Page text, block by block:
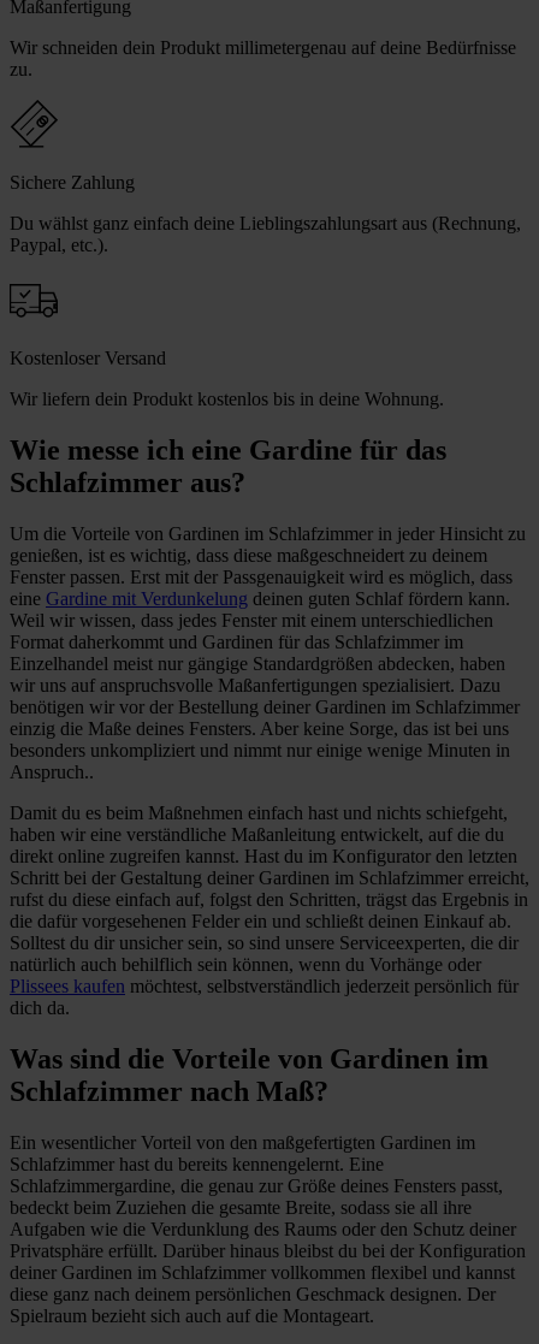
Maßanfertigung
Wir schneiden dein Produkt millimetergenau auf deine Bedürfnisse
zu.
Sichere Zahlung
Du wählst ganz einfach deine Lieblingszahlungsart aus (Rechnung,
Paypal, etc.).
Kostenloser Versand
Wir liefern dein Produkt kostenlos bis in deine Wohnung.
Wie messe ich eine Gardine für das
Schlafzimmer aus?
Um die Vorteile von Gardinen im Schlafzimmer in jeder Hinsicht zu
genießen, ist es wichtig, dass diese maßgeschneidert zu deinem
Fenster passen. Erst mit der Passgenauigkeit wird es möglich, dass
eine Gardine mit Verdunkelung deinen guten Schlaf fördern kann.
Weil wir wissen, dass jedes Fenster mit einem unterschiedlichen
Format daherkommt und Gardinen für das Schlafzimmer im
Einzelhandel meist nur gängige Standardgrößen abdecken, haben
wir uns auf anspruchsvolle Maßanfertigungen spezialisiert. Dazu
benötigen wir vor der Bestellung deiner Gardinen im Schlafzimmer
einzig die Maße deines Fensters. Aber keine Sorge, das ist bei uns
besonders unkompliziert und nimmt nur einige wenige Minuten in
Anspruch..
Damit du es beim Maßnehmen einfach hast und nichts schiefgeht,
haben wir eine verständliche Maßanleitung entwickelt, auf die du
direkt online zugreifen kannst. Hast du im Konfigurator den letzten
Schritt bei der Gestaltung deiner Gardinen im Schlafzimmer erreicht,
rufst du diese einfach auf, folgst den Schritten, trägst das Ergebnis in
die dafür vorgesehenen Felder ein und schließt deinen Einkauf ab.
Solltest du dir unsicher sein, so sind unsere Serviceexperten, die dir
natürlich auch behilflich sein können, wenn du Vorhänge oder
Plissees kaufen möchtest, selbstverständlich jederzeit persönlich für
dich da.
Was sind die Vorteile von Gardinen im
Schlafzimmer nach Maß?
Ein wesentlicher Vorteil von den maßgefertigten Gardinen im
Schlafzimmer hast du bereits kennengelernt. Eine
Schlafzimmergardine, die genau zur Größe deines Fensters passt,
bedeckt beim Zuziehen die gesamte Breite, sodass sie all ihre
Aufgaben wie die Verdunklung des Raums oder den Schutz deiner
Privatsphäre erfüllt. Darüber hinaus bleibst du bei der Konfiguration
deiner Gardinen im Schlafzimmer vollkommen flexibel und kannst
diese ganz nach deinem persönlichen Geschmack designen. Der
Spielraum bezieht sich auch auf die Montageart.